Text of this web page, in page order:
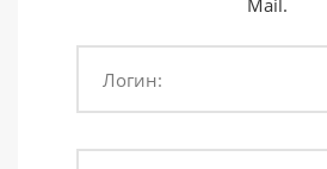
Mail.
Логин: